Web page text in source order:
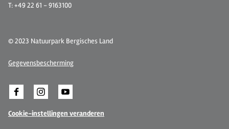
T: +49 22 61 - 9163100
© 2023 Natuurpark Bergisches Land
Gegevensbescherming
Cookie-instellingen veranderen